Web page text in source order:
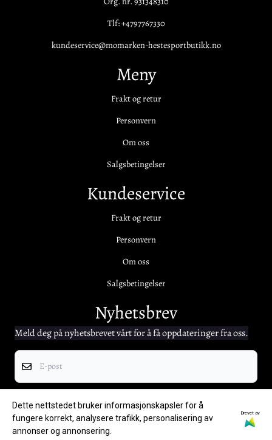
Tlf:+4797767330
kundeservice@momarken-hestesportbutikk.no
Meny
Frakt og retur
Personvern
Om oss
Salgsbetingelser
Kundeservice
Frakt og retur
Personvern
Om oss
Salgsbetingelser
Nyhetsbrev
Meld deg på nyhetsbrevet vårt for å få oppdateringer fra oss.
Registrer deg
Dette nettstedet bruker informasjonskapsler for å
fungere korrekt, analysere trafikk, personalisering av
annonser og annonsering.
Drevet av